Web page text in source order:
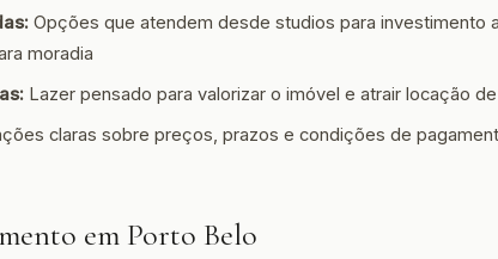
Opções que atendem desde studios para investimento
moradia
Lazer pensado para valorizar o imóvel e atrair locação
claras sobre preços, prazos e condições de
em Porto Belo